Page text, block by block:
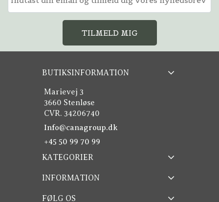
TILMELD MIG
BUTIKSINFORMATION
Marievej 3
3660 Stenløse
CVR. 34206740
Info@canagroup.dk
+45 50 99 70 99
KATEGORIER
INFORMATION
FØLG OS